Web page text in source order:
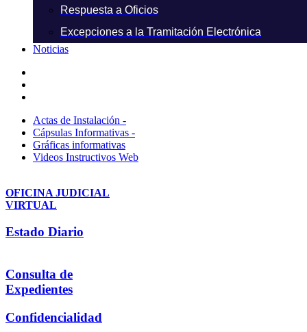
Respuesta a Oficios
Excepciones a la Tramitación Electrónica
Noticias
Actas de Instalación -
Cápsulas Informativas -
Gráficas informativas
Videos Instructivos Web
OFICINA JUDICIAL
VIRTUAL
Estado Diario
Consulta de
Expedientes
Confidencialidad